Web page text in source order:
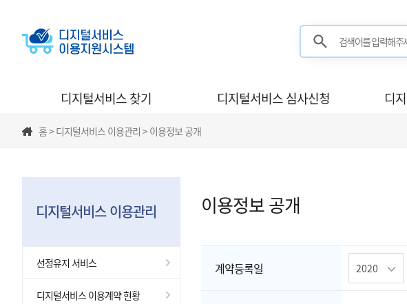
검색어를 입력해
디지털서비스 찾기 디지털서비스 심사신청 디
홈 > 디지털서비스 이용관리 > 이용정보 공개
디지털서비스 이용관리
선정유지 서비스
디지털서비스 이용계약 현황
이용정보 공개
계약등록일